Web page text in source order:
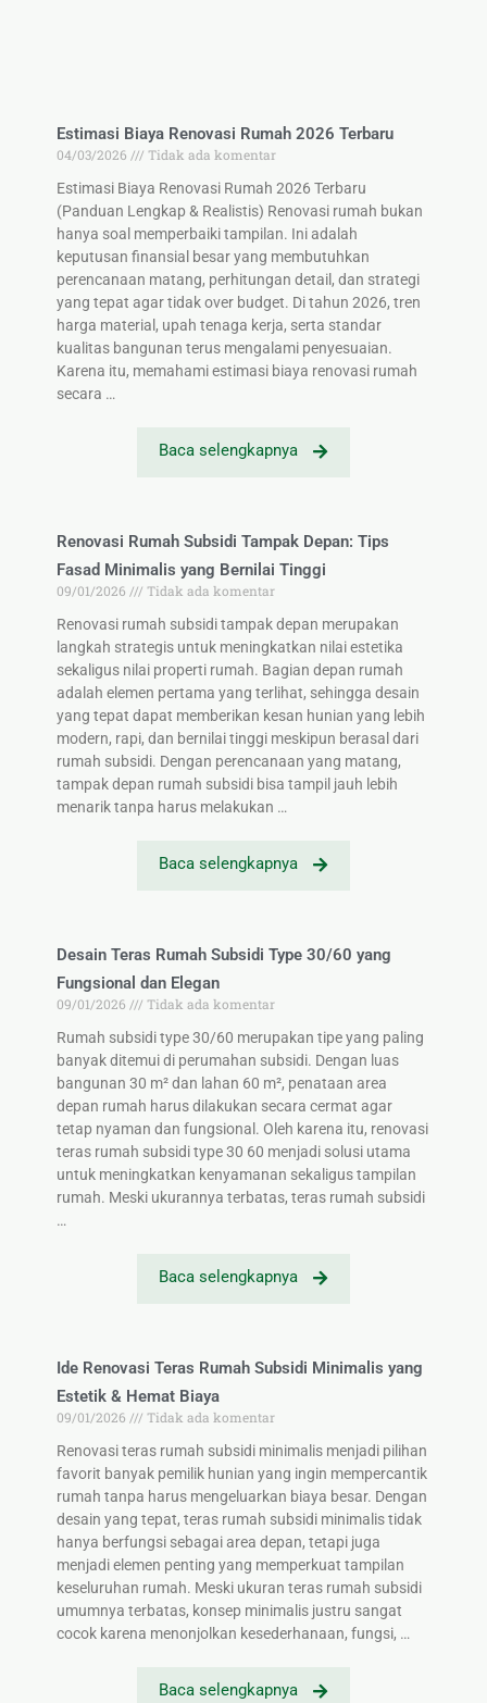
Estimasi Biaya Renovasi Rumah 2026 Terbaru
04/03/2026
Tidak ada komentar
Estimasi Biaya Renovasi Rumah 2026 Terbaru
(Panduan Lengkap & Realistis) Renovasi rumah bukan
hanya soal memperbaiki tampilan. Ini adalah
keputusan finansial besar yang membutuhkan
perencanaan matang, perhitungan detail, dan strategi
yang tepat agar tidak over budget. Di tahun 2026, tren
harga material, upah tenaga kerja, serta standar
kualitas bangunan terus mengalami penyesuaian.
Karena itu, memahami estimasi biaya renovasi rumah
secara …
Baca selengkapnya
Renovasi Rumah Subsidi Tampak Depan: Tips
Fasad Minimalis yang Bernilai Tinggi
09/01/2026
Tidak ada komentar
Renovasi rumah subsidi tampak depan merupakan
langkah strategis untuk meningkatkan nilai estetika
sekaligus nilai properti rumah. Bagian depan rumah
adalah elemen pertama yang terlihat, sehingga desain
yang tepat dapat memberikan kesan hunian yang lebih
modern, rapi, dan bernilai tinggi meskipun berasal dari
rumah subsidi. Dengan perencanaan yang matang,
tampak depan rumah subsidi bisa tampil jauh lebih
menarik tanpa harus melakukan …
Baca selengkapnya
Desain Teras Rumah Subsidi Type 30/60 yang
Fungsional dan Elegan
09/01/2026
Tidak ada komentar
Rumah subsidi type 30/60 merupakan tipe yang paling
banyak ditemui di perumahan subsidi. Dengan luas
bangunan 30 m² dan lahan 60 m², penataan area
depan rumah harus dilakukan secara cermat agar
tetap nyaman dan fungsional. Oleh karena itu, renovasi
teras rumah subsidi type 30 60 menjadi solusi utama
untuk meningkatkan kenyamanan sekaligus tampilan
rumah. Meski ukurannya terbatas, teras rumah subsidi
…
Baca selengkapnya
Ide Renovasi Teras Rumah Subsidi Minimalis yang
Estetik & Hemat Biaya
09/01/2026
Tidak ada komentar
Renovasi teras rumah subsidi minimalis menjadi pilihan
favorit banyak pemilik hunian yang ingin mempercantik
rumah tanpa harus mengeluarkan biaya besar. Dengan
desain yang tepat, teras rumah subsidi minimalis tidak
hanya berfungsi sebagai area depan, tetapi juga
menjadi elemen penting yang memperkuat tampilan
keseluruhan rumah. Meski ukuran teras rumah subsidi
umumnya terbatas, konsep minimalis justru sangat
cocok karena menonjolkan kesederhanaan, fungsi, …
Baca selengkapnya